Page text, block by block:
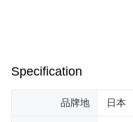
Specification
品牌地 日本